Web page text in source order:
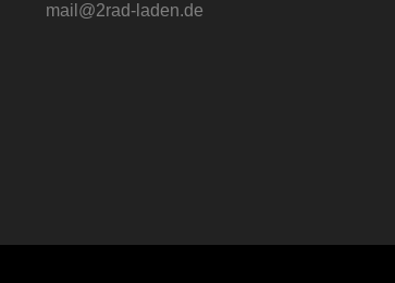
mail@2rad-laden.de